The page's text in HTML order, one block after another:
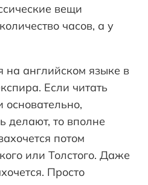
вещи
часов, а у
на английском языке в
Если читать
делают, то вполне
потом
или Толстого. Даже
Просто